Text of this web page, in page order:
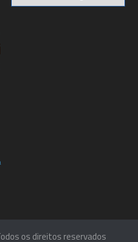
os direitos reservados